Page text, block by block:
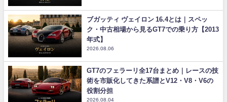
ブガッティ ヴェイロン 16.4とは｜スペッ
ク・中古相場から見るGT7での乗り方【2013
年式】
2026.08.06
GT7のフェラーリ全17台まとめ｜レースの技
術を市販化してきた系譜とV12・V8・V6の
役割分担
2026.08.04